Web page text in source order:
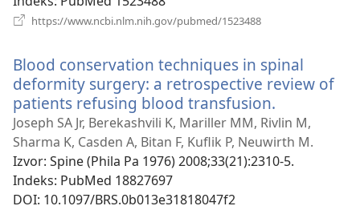
https://www.ncbi.nlm.nih.gov/pubmed/1523488
prozor)
Blood conservation techniques in spinal
deformity surgery: a retrospective review of
patients refusing blood transfusion.
se
novi
prozor)
Joseph SA Jr, Berekashvili K, Mariller MM, Rivlin M,
Sharma K, Casden A, Bitan F, Kuflik P, Neuwirth M.
Izvor‎: Spine (Phila Pa 1976) 2008;33(21):2310-5.
Indeks‎: PubMed 18827697
DOI‎: 10.1097/BRS.0b013e31818047f2